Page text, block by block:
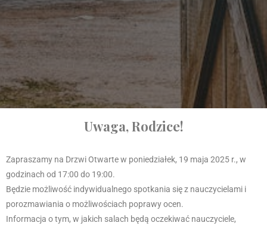
Uwaga, Rodzice!
Zapraszamy na Drzwi Otwarte w poniedziałek, 19 maja 2025 r., w
godzinach od 17:00 do 19:00.
Będzie możliwość indywidualnego spotkania się z nauczycielami i
porozmawiania o możliwościach poprawy ocen.
Informacja o tym, w jakich salach będą oczekiwać nauczyciele,